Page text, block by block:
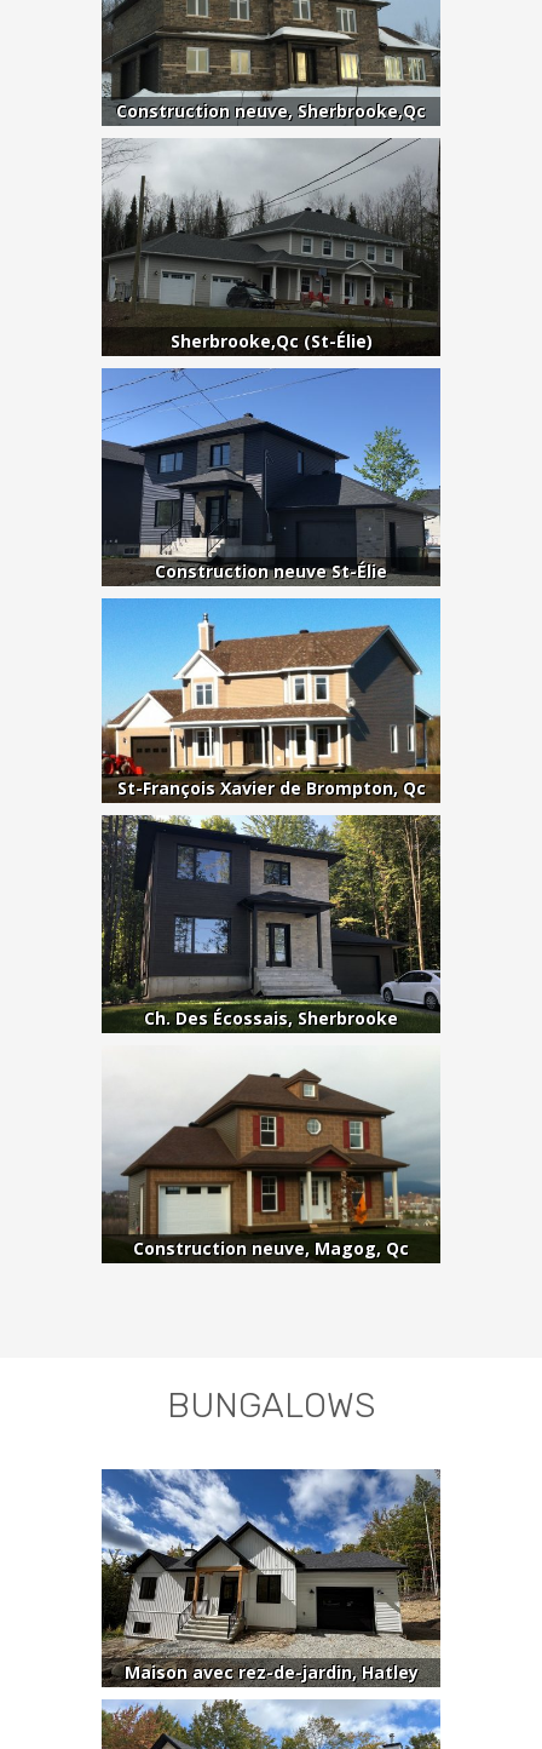
Construction neuve, Sherbrooke,Qc
Sherbrooke,Qc (St-Élie)
Construction neuve St-Élie
St-François Xavier de Brompton, Qc
Ch. Des Écossais, Sherbrooke
Construction neuve, Magog, Qc
BUNGALOWS
Maison avec rez-de-jardin, Hatley